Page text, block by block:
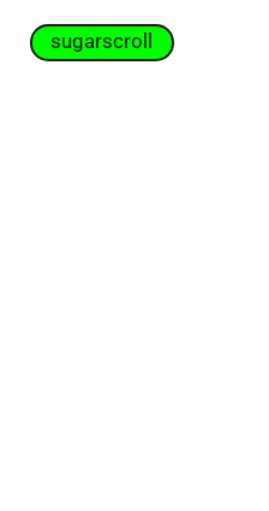
sugarscroll